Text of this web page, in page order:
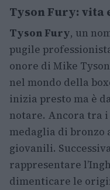
Tyson Fury: vita
Tyson Fury, un
pugile
onore di Mike
nel mondo della
inizia presto ma è
notare. Ancora tra
medaglia di
giovanili.
rappresentare
dimenticare le